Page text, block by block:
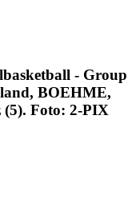
- Group
BOEHME,
Foto: 2-PIX